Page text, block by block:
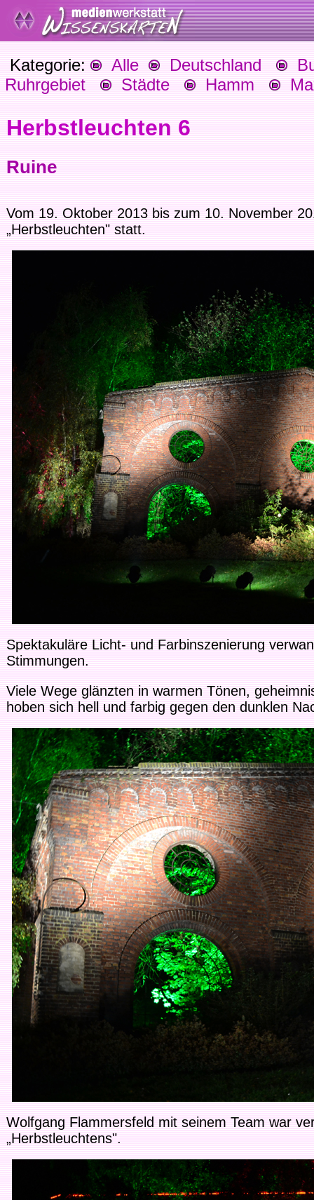
Kategorie: Alle Deutschland
Ruhrgebiet
Städte Hamm
Herbstleuchten 6
Ruine
Vom 19. Oktober 2013 bis zum 10. November
„Herbstleuchten" statt.
Spektakuläre Licht- und Farbinszenierung
Stimmungen.
Viele Wege glänzten in warmen Tönen,
hoben sich hell und farbig gegen den dunklen
Wolfgang Flammersfeld mit seinem Team war
„Herbstleuchtens".